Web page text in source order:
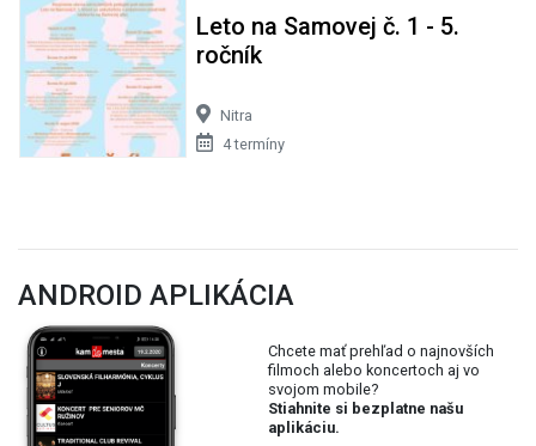
Leto na Samovej č. 1 - 5.
ročník
Nitra
4 termíny
ANDROID APLIKÁCIA
Chcete mať prehľad o najnovších
filmoch alebo koncertoch aj vo
svojom mobile?
Stiahnite si bezplatne našu
aplikáciu.